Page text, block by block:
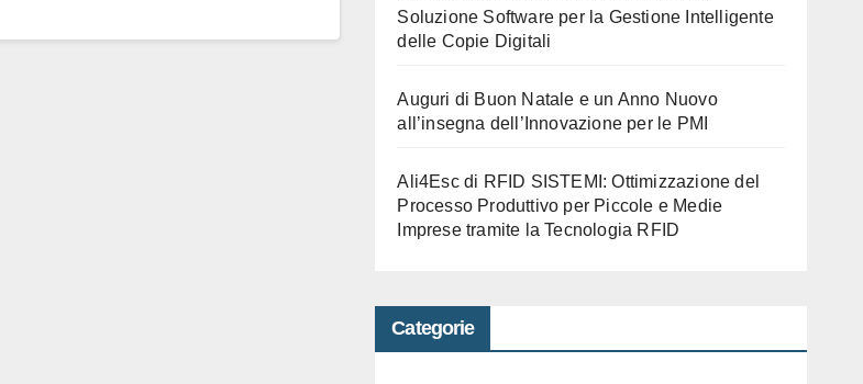
Soluzione Software per la Gestione Intelligente
delle Copie Digitali
Auguri di Buon Natale e un Anno Nuovo
all’insegna dell’Innovazione per le PMI
Ali4Esc di RFID SISTEMI: Ottimizzazione del
Processo Produttivo per Piccole e Medie
Imprese tramite la Tecnologia RFID
Categorie